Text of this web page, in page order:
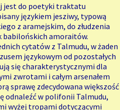
jest do poetyki traktatu
językiem jesziwy, typową
z aramejskim, do złudzenia
babilońskich amoraitów.
cytatów z Talmudu, w żaden
językowym od pozostałych
się charakterystycznymi dla
zwrotami i całym arsenałem
sprawę zdecydowana większość
odnaleźć w polifonii Talmudu,
wyżej tropami dotyczącymi